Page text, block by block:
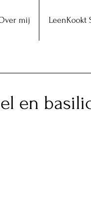
mij LeenKookt
en